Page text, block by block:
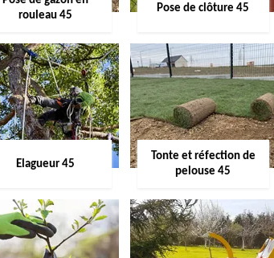
rouleau 45
Pose de clôture 45
Elagueur 45
Tonte et réfection de
pelouse 45